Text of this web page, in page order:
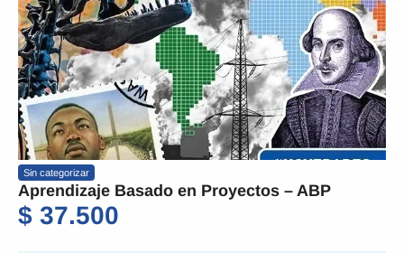
Sin categorizar
Aprendizaje Basado en Proyectos – ABP
$ 37.500